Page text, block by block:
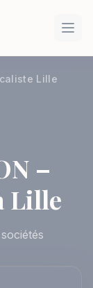
Lille
–
Lille